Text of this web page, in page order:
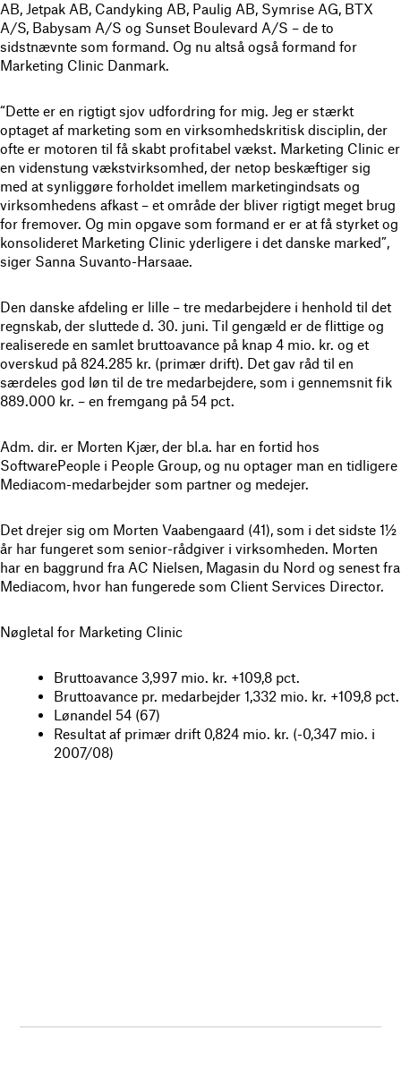
AB, Jetpak AB, Candyking AB, Paulig AB, Symrise AG, BTX
A/S, Babysam A/S og Sunset Boulevard A/S – de to
sidstnævnte som formand. Og nu altså også formand for
Marketing Clinic Danmark.
“Dette er en rigtigt sjov udfordring for mig. Jeg er stærkt
optaget af marketing som en virksomhedskritisk disciplin, der
ofte er motoren til få skabt profitabel vækst. Marketing Clinic er
en videnstung vækstvirksomhed, der netop beskæftiger sig
med at synliggøre forholdet imellem marketingindsats og
virksomhedens afkast – et område der bliver rigtigt meget brug
for fremover. Og min opgave som formand er er at få styrket og
konsolideret Marketing Clinic yderligere i det danske marked”,
siger Sanna Suvanto-Harsaae.
Den danske afdeling er lille – tre medarbejdere i henhold til det
regnskab, der sluttede d. 30. juni. Til gengæld er de flittige og
realiserede en samlet bruttoavance på knap 4 mio. kr. og et
overskud på 824.285 kr. (primær drift). Det gav råd til en
særdeles god løn til de tre medarbejdere, som i gennemsnit fik
889.000 kr. – en fremgang på 54 pct.
Adm. dir. er Morten Kjær, der bl.a. har en fortid hos
SoftwarePeople i People Group, og nu optager man en tidligere
Mediacom-medarbejder som partner og medejer.
Det drejer sig om Morten Vaabengaard (41), som i det sidste 1½
år har fungeret som senior-rådgiver i virksomheden. Morten
har en baggrund fra AC Nielsen, Magasin du Nord og senest fra
Mediacom, hvor han fungerede som Client Services Director.
Nøgletal for Marketing Clinic
Bruttoavance 3,997 mio. kr. +109,8 pct.
Bruttoavance pr. medarbejder 1,332 mio. kr. +109,8 pct.
Lønandel 54 (67)
Resultat af primær drift 0,824 mio. kr. (-0,347 mio. i
2007/08)